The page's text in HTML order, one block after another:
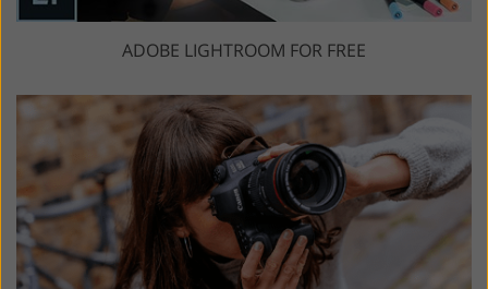
ADOBE LIGHTROOM FOR FREE